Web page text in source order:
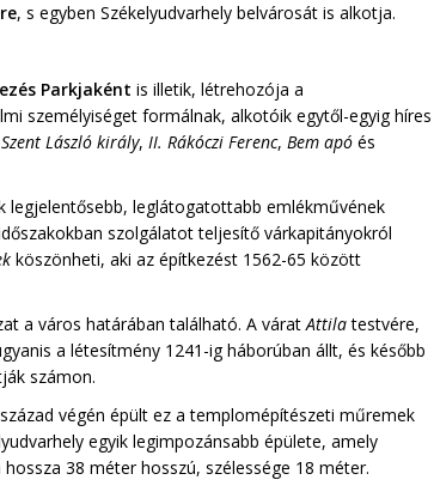
, s egyben Székelyudvarhely belvárosát is alkotja.
Parkjaként is illetik, létrehozója a
személyiséget formálnak, alkotóik egytől-egyig híres
Szent László király, II. Rákóczi Ferenc, Bem apó és
legjelentősebb, leglátogatottabb emlékművének
szolgálatot teljesítő várkapitányokról
köszönheti, aki az építkezést 1562-65 között
a város határában található. A váratAttilatestvére,
a létesítmény 1241-ig háborúban állt, és később
számon.
század végén épült ez a templomépítészeti műremek
egyik legimpozánsabb épülete, amely
38 méter hosszú, szélessége 18 méter.